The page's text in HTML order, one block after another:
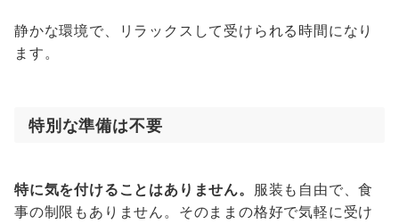
静かな環境で、リラックスして受けられる時間になり
ます。
特別な準備は不要
特に気を付けることはありません。 服装も自由で、食
事の制限もありません。そのままの格好で気軽に受け